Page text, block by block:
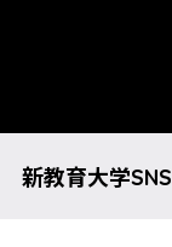
新教育大学SNS